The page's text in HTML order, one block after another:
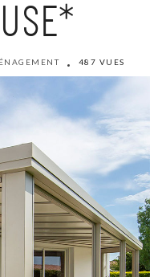
487 VUES